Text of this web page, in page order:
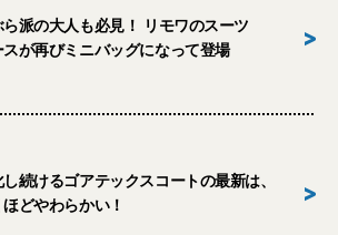
ら派の大人も必見！ リモワのスーツ
スが再びミニバッグになって登場
>
続けるゴアテックスコートの最新は、
どやわらかい！
>